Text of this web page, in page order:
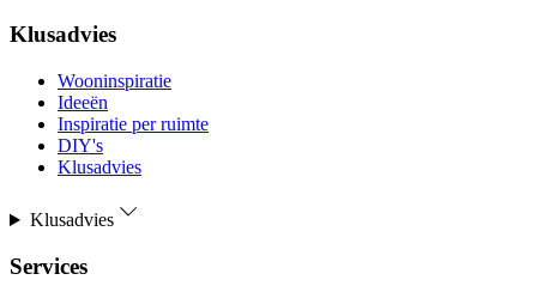
Klusadvies
Wooninspiratie
Ideeën
Inspiratie per ruimte
DIY's
Klusadvies
Klusadvies
Services